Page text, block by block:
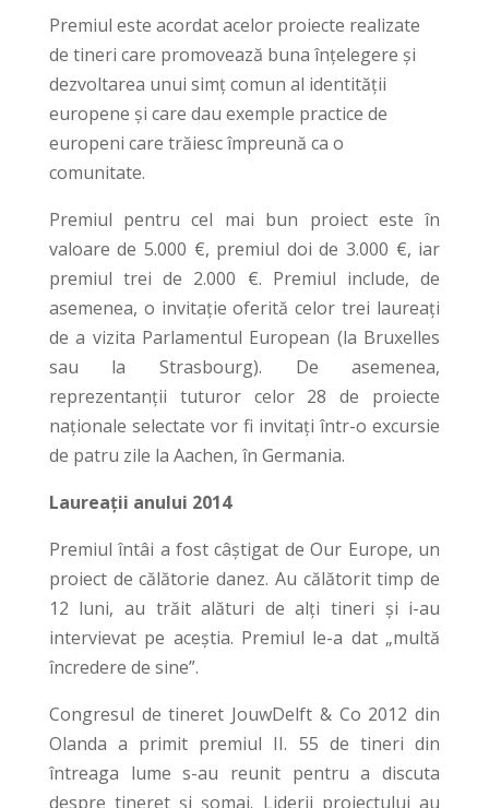
Premiul este acordat acelor proiecte realizate
de tineri care promovează buna înțelegere și
dezvoltarea unui simț comun al identității
europene și care dau exemple practice de
europeni care trăiesc împreună ca o
comunitate.
Premiul pentru cel mai bun proiect este în
valoare de 5.000 €, premiul doi de 3.000 €, iar
premiul trei de 2.000 €. Premiul include, de
asemenea, o invitație oferită celor trei laureați
de a vizita Parlamentul European (la Bruxelles
sau la Strasbourg). De asemenea,
reprezentanții tuturor celor 28 de proiecte
naționale selectate vor fi invitați într-o excursie
de patru zile la Aachen, în Germania.
Laureații anului 2014
Premiul întâi a fost câștigat de Our Europe, un
proiect de călătorie danez. Au călătorit timp de
12 luni, au trăit alături de alți tineri și i-au
intervievat pe aceștia. Premiul le-a dat „multă
încredere de sine”.
Congresul de tineret JouwDelft & Co 2012 din
Olanda a primit premiul II. 55 de tineri din
întreaga lume s-au reunit pentru a discuta
despre tineret și șomaj. Liderii proiectului au